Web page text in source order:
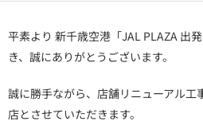
平素より 新千歳空港「JAL PLAZA 出
き、誠にありがとうございます。
誠に勝手ながら、店舗リニューアル工
店とさせていただきます。